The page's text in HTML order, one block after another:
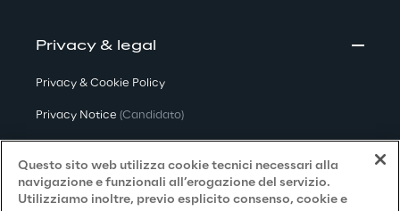
Privacy & legal
Privacy & Cookie Policy
Privacy Notice (Candidato)
Privacy Notice(Fornitore)
Questo sito web utilizza cookie tecnici necessari alla
navigazione e funzionali all’erogazione del servizio.
Utilizziamo inoltre, previo esplicito consenso, cookie e